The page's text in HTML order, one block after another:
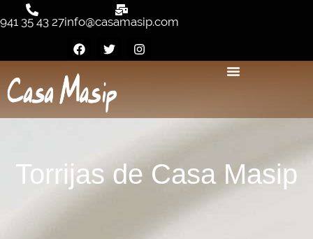
941 35 43 27info@casamasip.com
Torrijas de Casa Masip